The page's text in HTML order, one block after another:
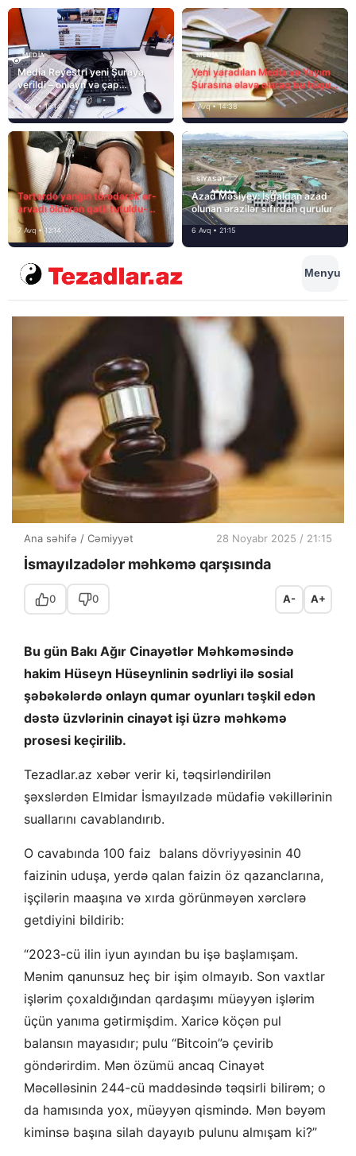
MEDİA
Media Reyestri yeni Şuraya
verildi – onlayn və çap
mediasını nə gözləyir?
7 Avq • 15:14
MEDİA
Yeni yaradılan Media və Yayım
Şurasına əlavə olaraq bu hüquq
və vəzifələr də verilib
7 Avq • 14:38
Tərtərdə yanğın törədərək ər-
arvadı öldürən qatil tutuldu-
SON DƏQİQƏ
7 Avq • 12:14
SIYASƏT
Azad Məsiyev: İşğaldan azad
olunan ərazilər sıfırdan qurulur
6 Avq • 21:15
Menyu
Ana səhifə / Cəmiyyət 28 Noyabr 2025 / 21:15
İsmayılzadələr məhkəmə qarşısında
0 0 A- A+
Bu gün Bakı Ağır Cinayətlər Məhkəməsində
hakim Hüseyn Hüseynlinin sədrliyi ilə sosial
şəbəkələrdə onlayn qumar oyunları təşkil edən
dəstə üzvlərinin cinayət işi üzrə məhkəmə
prosesi keçirilib.
Tezadlar.az xəbər verir ki, təqsirləndirilən
şəxslərdən Elmidar İsmayılzadə müdafiə vəkillərinin
suallarını cavablandırıb.
O cavabında 100 faiz balans dövriyyəsinin 40
faizinin uduşa, yerdə qalan faizin öz qazanclarına,
işçilərin maaşına və xırda görünməyən xərclərə
getdiyini bildirib:
“2023-cü ilin iyun ayından bu işə başlamışam.
Mənim qanunsuz heç bir işim olmayıb. Son vaxtlar
işlərim çoxaldığından qardaşımı müəyyən işlərim
üçün yanıma gətirmişdim. Xaricə köçən pul
balansın mayasıdır; pulu “Bitcoin”ə çevirib
göndərirdim. Mən özümü ancaq Cinayət
Məcəlləsinin 244-cü maddəsində təqsirli bilirəm; o
da hamısında yox, müəyyən qismində. Mən bəyəm
kiminsə başına silah dayayıb pulunu almışam ki?”